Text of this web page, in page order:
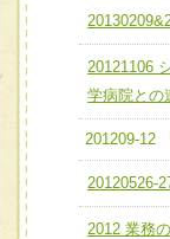
ユニ
全人的
ける
必要に
ユニ
他職種
チー
チー
宅患
チー
チー
20121106
学病院との
201209-12
20120526-
2012 業務